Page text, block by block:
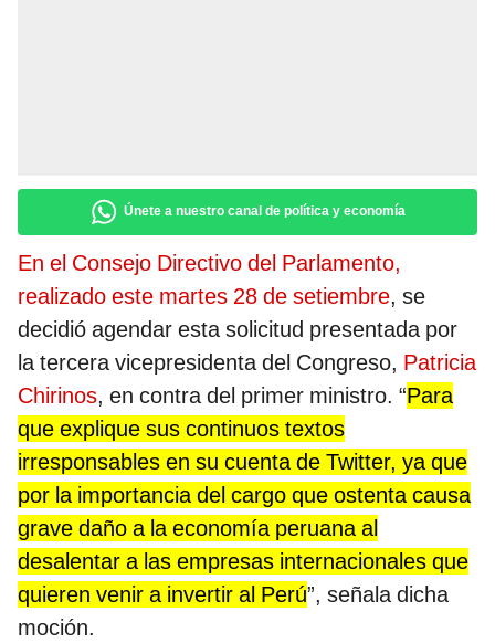
Únete a nuestro canal de política y economía
En el Consejo Directivo del Parlamento,
realizado este martes 28 de setiembre, se
decidió agendar esta solicitud presentada por
la tercera vicepresidenta del Congreso, Patricia
Chirinos, en contra del primer ministro. “Para
que explique sus continuos textos
irresponsables en su cuenta de Twitter, ya que
por la importancia del cargo que ostenta causa
grave daño a la economía peruana al
desalentar a las empresas internacionales que
quieren venir a invertir al Perú”, señala dicha
moción.